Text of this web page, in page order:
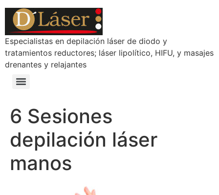
Especialistas en depilación láser de diodo y
tratamientos reductores; láser lipolítico, HIFU, y masajes
drenantes y relajantes
6 Sesiones
depilación láser
manos